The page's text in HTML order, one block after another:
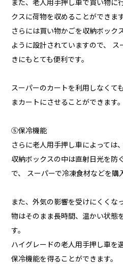
また、老人用手押し車で買い物に
クスに荷物を収めることができます
さらには買い物かごを収納ボック
ように設計されていますので、 ス
きにもとても便利です。
スーパーのカートを利用しなくて
まカートにさせることができます。
⑤保冷機能
さらに老人用手押し車によっては
収納ボックスの中は直射日光を防
で、 スーパーで冷凍食材などを購
また、外気の影響を受けにくくな
物はそのまま長時間、温かい状態
す。
ハイグレードの老人用手押し車を
保冷機能を得ることができます。